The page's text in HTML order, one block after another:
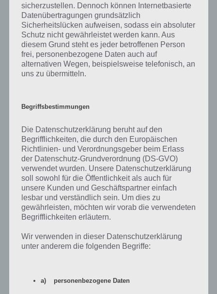
der Harmony Lösung für Level 1 bis 10
Da Harmony selber kein gutes Tutorial mit bringt, haben wir das
Spiel mal anhand der Level 1 bis 10 als Lösung parat. Dabei erklären
wir zunächst das Spielprinzip und zeigen euch danach die Lösung
der Level 1 bis 10 für Harmony. Solltest du in einem weiteren Level
nicht weiterkommen, so melde dich einfach in den Kommentaren.
App Harmony herunterladen
gehalten und das Spielprinzip, wenn man es verstanden hat, läd zu
sicherzustellen. Dennoch können Internetbasierte
Datenübertragungen grundsätzlich
Sicherheitslücken aufweisen, sodass ein absoluter
Schutz nicht gewährleistet werden kann. Aus
diesem Grund steht es jeder betroffenen Person
frei, personenbezogene Daten auch auf
alternativen Wegen, beispielsweise telefonisch, an
uns zu übermitteln.
Begriffsbestimmungen
Die Datenschutzerklärung beruht auf den
Begrifflichkeiten, die durch den Europäischen
Richtlinien- und Verordnungsgeber beim Erlass
der Datenschutz-Grundverordnung (DS-GVO)
verwendet wurden. Unsere Datenschutzerklärung
soll sowohl für die Öffentlichkeit als auch für
unsere Kunden und Geschäftspartner einfach
lesbar und verständlich sein. Um dies zu
gewährleisten, möchten wir vorab die verwendeten
Begrifflichkeiten erläutern.
Wir verwenden in dieser Datenschutzerklärung
unter anderem die folgenden Begriffe:
a) personenbezogene Daten